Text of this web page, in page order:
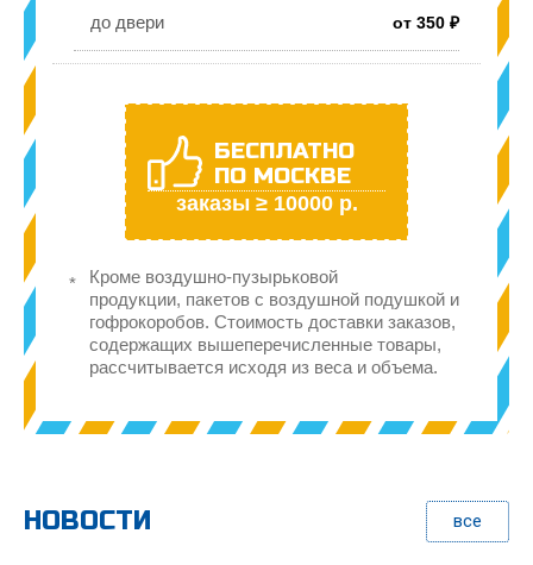
до двери от 350 ₽
БЕСПЛАТНО
ПО МОСКВЕ
заказы ≥ 10000 р.
Кроме воздушно-пузырьковой
продукции, пакетов с воздушной подушкой и
гофрокоробов. Стоимость доставки заказов,
содержащих вышеперечисленные товары,
рассчитывается исходя из веса и объема.
НОВОСТИ все